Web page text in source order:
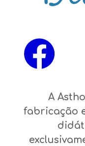
A
fabricação